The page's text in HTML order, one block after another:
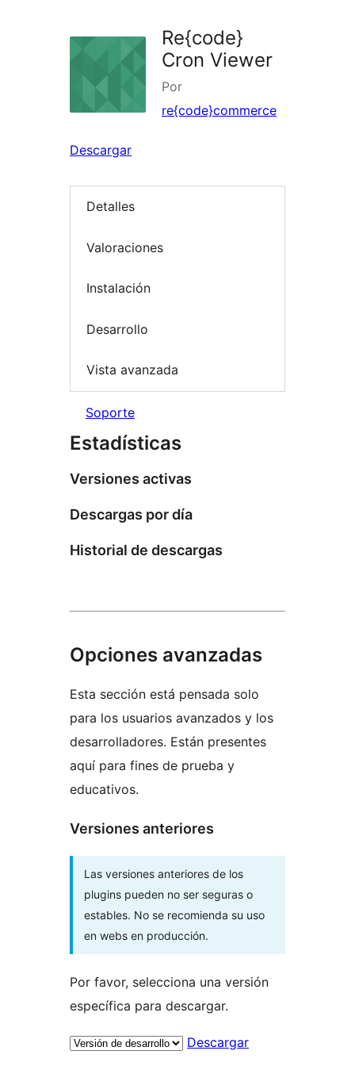
Re{code}
Cron Viewer
Por
re{code}commerce
Descargar
Detalles
Valoraciones
Instalación
Desarrollo
Vista avanzada
Soporte
Estadísticas
Versiones activas
Descargas por día
Historial de descargas
Opciones avanzadas
Esta sección está pensada solo
para los usuarios avanzados y los
desarrolladores. Están presentes
aquí para fines de prueba y
educativos.
Versiones anteriores
Las versiones anteriores de los
plugins pueden no ser seguras o
estables. No se recomienda su uso
en webs en producción.
Por favor, selecciona una versión
específica para descargar.
Descargar